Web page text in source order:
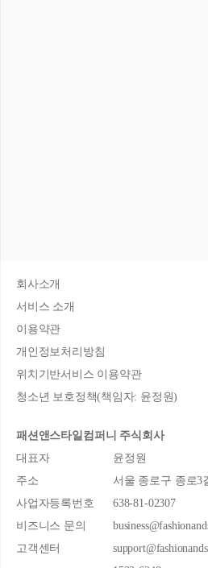
회사소개
서비스 소개
이용약관
개인정보처리방침
위치기반서비스 이용약관
청소년 보호정책(책임자: 윤정원)
패션앤스타일컴퍼니 주식회사
대표자
윤정원
주소
서울 종로구 종로3
사업자등록번호
638-81-02307
비즈니스 문의
고객센터